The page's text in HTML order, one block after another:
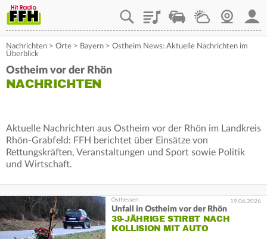
PlaylistStaupilotWetterWebcam
Nachrichten > Orte > Bayern > Ostheim News: Aktuelle Nachrichten im
Überblick
Ostheim vor der Rhön
NACHRICHTEN
Aktuelle Nachrichten aus Ostheim vor der Rhön im Landkreis
Rhön-Grabfeld: FFH berichtet über Einsätze von
Rettungskräften, Veranstaltungen und Sport sowie Politik
und Wirtschaft.
19.06.2026
Unfall in Ostheim vor der Rhön
39-JÄHRIGE STIRBT NACH
KOLLISION MIT AUTO